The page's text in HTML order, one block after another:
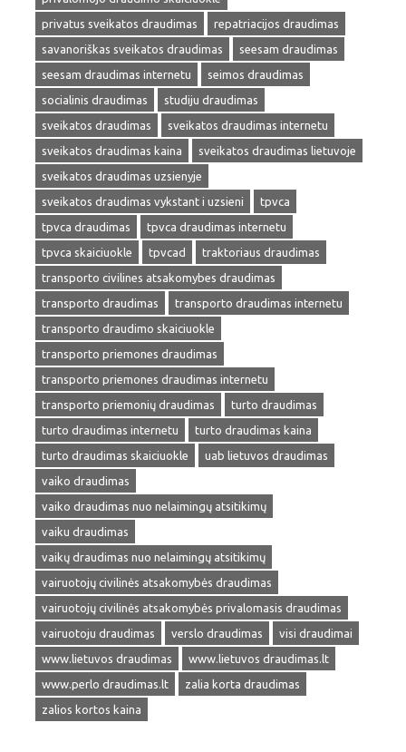
privatus sveikatos draudimas
repatriacijos draudimas
savanoriškas sveikatos draudimas
seesam draudimas
seesam draudimas internetu
seimos draudimas
socialinis draudimas
studiju draudimas
sveikatos draudimas
sveikatos draudimas internetu
sveikatos draudimas kaina
sveikatos draudimas lietuvoje
sveikatos draudimas uzsienyje
sveikatos draudimas vykstant i uzsieni
tpvca
tpvca draudimas
tpvca draudimas internetu
tpvca skaiciuokle
tpvcad
traktoriaus draudimas
transporto civilines atsakomybes draudimas
transporto draudimas
transporto draudimas internetu
transporto draudimo skaiciuokle
transporto priemones draudimas
transporto priemones draudimas internetu
transporto priemonių draudimas
turto draudimas
turto draudimas internetu
turto draudimas kaina
turto draudimas skaiciuokle
uab lietuvos draudimas
vaiko draudimas
vaiko draudimas nuo nelaimingų atsitikimų
vaiku draudimas
vaikų draudimas nuo nelaimingų atsitikimų
vairuotojų civilinės atsakomybės draudimas
vairuotojų civilinės atsakomybės privalomasis draudimas
vairuotoju draudimas
verslo draudimas
visi draudimai
www.lietuvos draudimas
www.lietuvos draudimas.lt
www.perlo draudimas.lt
zalia korta draudimas
zalios kortos kaina